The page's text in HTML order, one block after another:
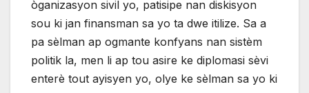
òganizasyon sivil yo, patisipe nan diskisyon
sou ki jan finansman sa yo ta dwe itilize. Sa a
pa sèlman ap ogmante konfyans nan sistèm
politik la, men li ap tou asire ke diplomasi sèvi
enterè tout ayisyen yo, olye ke sèlman sa yo ki